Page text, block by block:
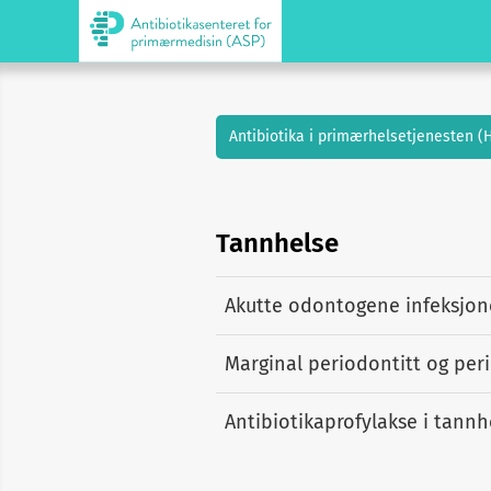
Antibiotika i primærhelsetjenesten
Tannhelse
Akutte odontogene
Marginal periodontitt og
Antibiotikaprofylakse i